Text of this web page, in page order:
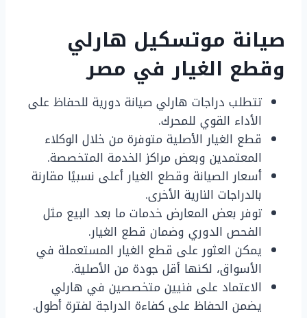
صيانة موتسكيل هارلي
وقطع الغيار في مصر
تتطلب دراجات هارلي صيانة دورية للحفاظ على
الأداء القوي للمحرك.
قطع الغيار الأصلية متوفرة من خلال الوكلاء
المعتمدين وبعض مراكز الخدمة المتخصصة.
أسعار الصيانة وقطع الغيار أعلى نسبيًا مقارنة
بالدراجات النارية الأخرى.
توفر بعض المعارض خدمات ما بعد البيع مثل
الفحص الدوري وضمان قطع الغيار.
يمكن العثور على قطع الغيار المستعملة في
الأسواق، لكنها أقل جودة من الأصلية.
الاعتماد على فنيين متخصصين في هارلي
يضمن الحفاظ على كفاءة الدراجة لفترة أطول.